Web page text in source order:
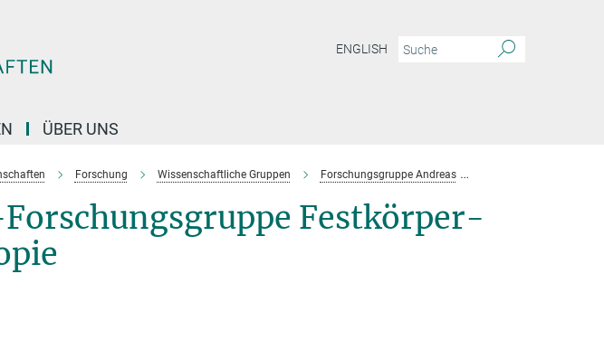
ENGLISH
ÜBER UNS
Forschung Wissenschaftliche Gruppen Forschungsgruppe Andreas
Festkörper-